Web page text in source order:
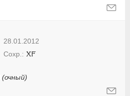
28.01.2012
(очный)
XF